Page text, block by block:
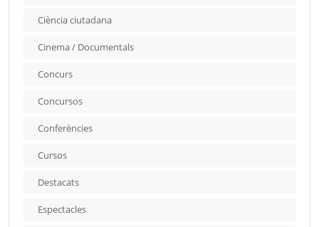
Ciència ciutadana
Cinema / Documentals
Concurs
Concursos
Conferències
Cursos
Destacats
Espectacles